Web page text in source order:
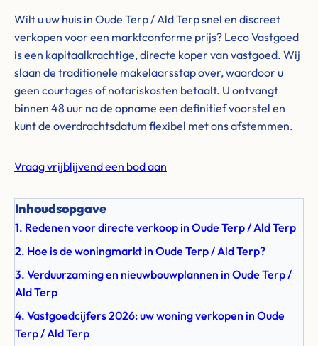
Wilt u uw huis in Oude Terp / Ald Terp snel en discreet
verkopen voor een marktconforme prijs? Leco Vastgoed
is een kapitaalkrachtige, directe koper van vastgoed. Wij
slaan de traditionele makelaarsstap over, waardoor u
geen courtages of notariskosten betaalt. U ontvangt
binnen 48 uur na de opname een definitief voorstel en
kunt de overdrachtsdatum flexibel met ons afstemmen.
Vraag vrijblijvend een bod aan
Inhoudsopgave
1. Redenen voor directe verkoop in Oude Terp / Ald Terp
2. Hoe is de woningmarkt in Oude Terp / Ald Terp?
3. Verduurzaming en nieuwbouwplannen in Oude Terp /
Ald Terp
4. Vastgoedcijfers 2026: uw woning verkopen in Oude
Terp / Ald Terp